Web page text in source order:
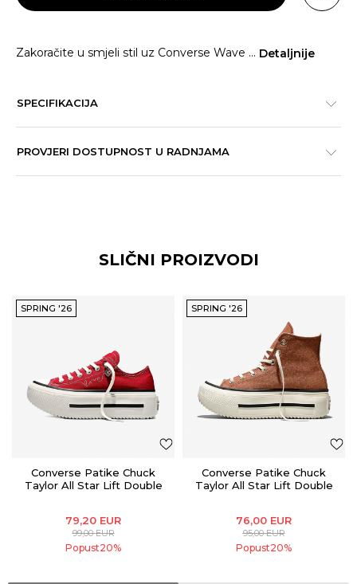
Zakoračite u smjeli stil uz Converse Wave ... Detaljnije
SPECIFIKACIJA
PROVJERI DOSTUPNOST U RADNJAMA
SLIČNI PROIZVODI
SPRING '26
Converse Patike Chuck
Taylor All Star Lift Double
79,20 EUR
99,00EUR
Popust20%
SPRING '26
Converse Patike Chuck
Taylor All Star Lift Double
76,00 EUR
95,00EUR
Popust20%